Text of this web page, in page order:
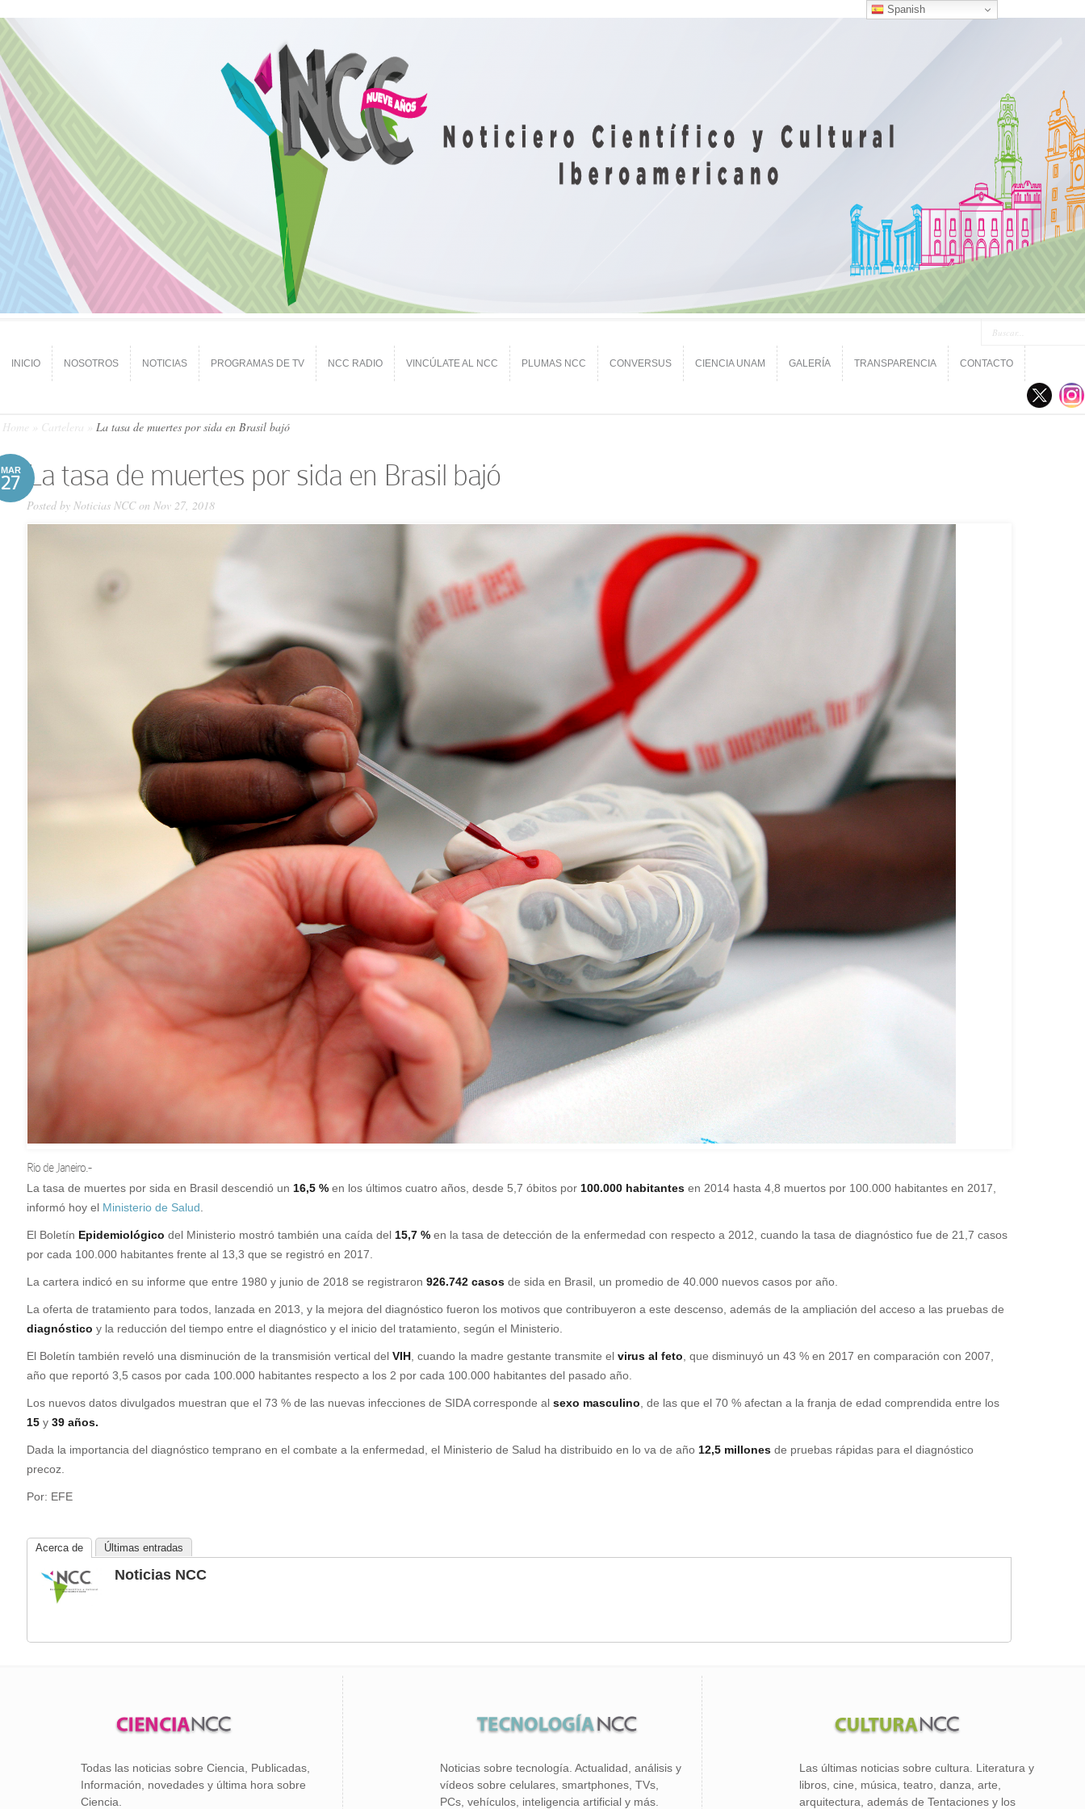
INICIO NOSOTROS NOTICIAS PROGRAMAS DE TV NCC RADIO VINCÚLATE AL NCC PLUMAS NCC CONVERSUS CIENCIA UNAM GALERÍA TRANSPARENCIA CONTACTO
Home Cartelera La tasa de muertes por sida en Brasil bajó
MAR
27 La tasa de muertes por sida en Brasil bajó
Posted by Noticias NCCon Nov 27, 2018
Río de Janeiro.-
L a tasa de muertes por sida en Brasil descendió un 16,5 % en los últimos cuatro años, desde 5,7 óbitos por 100.000 habitantes en 2014 hasta 4,8 muertos por 100.000 habitantes en 2017,
informó hoy el Ministerio de Salud
El Boletín Epidemiológico del Ministerio mostró también una caída del 15,7 % en la tasa de detección de la enfermedad con respecto a 2012, cuando la tasa de diagnóstico fue de 21,7 casos
por cada 100.000 habitantes frente al 13,3 que se registró en 2017.
La cartera indicó en su informe que entre 1980 y junio de 2018 se registraron 926.742 casos de sida en Brasil, un promedio de 40.000 nuevos casos por año.
La oferta de tratamiento para todos, lanzada en 2013, y la mejora del diagnóstico fueron los motivos que contribuyeron a este descenso, además de la ampliación del acceso a las pruebas de
diagnóstico y la reducción del tiempo entre el diagnóstico y el inicio del tratamiento, según el Ministerio.
El Boletín también reveló una disminución de la transmisión vertical del VIH , cuando la madre gestante transmite el virus al feto , que disminuyó un 43 % en 2017 en comparación con 2007,
año que reportó 3,5 casos por cada 100.000 habitantes respecto a los 2 por cada 100.000 habitantes del pasado año.
Los nuevos datos divulgados muestran que el 73 % de las nuevas infecciones de SIDA corresponde al sexo masculino , de las que el 70 % afectan a la franja de edad comprendida entre los
15 y 39 años.
Dada la importancia del diagnóstico temprano en el combate a la enfermedad, el Ministerio de Salud ha distribuido en lo va de año 12,5 millones de pruebas rápidas para el diagnóstico
precoz.
Por: EFE
Acerca de Últimas entradas
Noticias NCC
Todas las noticias sobre Ciencia, Publicadas,
Información, novedades y última hora sobre
Ciencia.
Noticias sobre tecnología. Actualidad, análisis y
vídeos sobre celulares, smartphones, TVs,
PCs, vehículos, inteligencia artificial y más.
Las últimas noticias sobre cultura. Literatura y
libros, cine, música, teatro, danza, arte,
arquitectura, además de Tentaciones y los
Spanish